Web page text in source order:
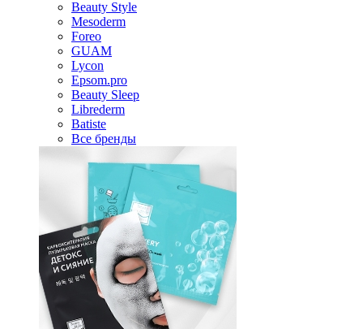
Beauty Style
Mesoderm
Foreo
GUAM
Lycon
Epsom.pro
Beauty Sleep
Librederm
Batiste
Все бренды